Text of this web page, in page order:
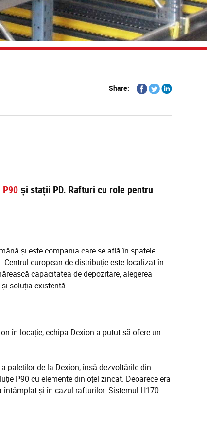
Share:
Share
on
Share
on
Share
și stații PD. Rafturi cu role pentru
și este compania care se află în spatele
european de distribuție este localizat în
capacitatea de depozitare, alegerea
soluția existentă.
în locație, echipa Dexion a putut să ofere un
paleților de la Dexion, însă dezvoltările din
P90 cu elemente din oțel zincat. Deoarece era
întâmplat și în cazul rafturilor. Sistemul H170